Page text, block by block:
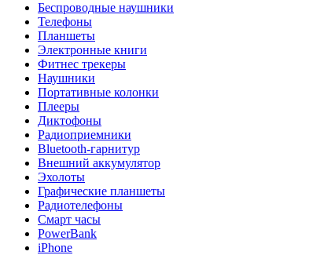
Беспроводные наушники
Телефоны
Планшеты
Электронные книги
Фитнес трекеры
Наушники
Портативные колонки
Плееры
Диктофоны
Радиоприемники
Bluetooth-гарнитур
Внешний аккумулятор
Эхолоты
Графические планшеты
Радиотелефоны
Смарт часы
PowerBank
iPhone